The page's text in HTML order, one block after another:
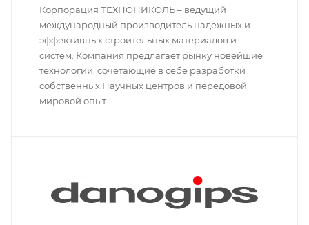
Корпорация ТЕХНОНИКОЛЬ – ведущий
международный производитель надежных и
эффективных строительных материалов и
систем. Компания предлагает рынку новейшие
технологии, сочетающие в себе разработки
собственных Научных центров и передовой
мировой опыт.